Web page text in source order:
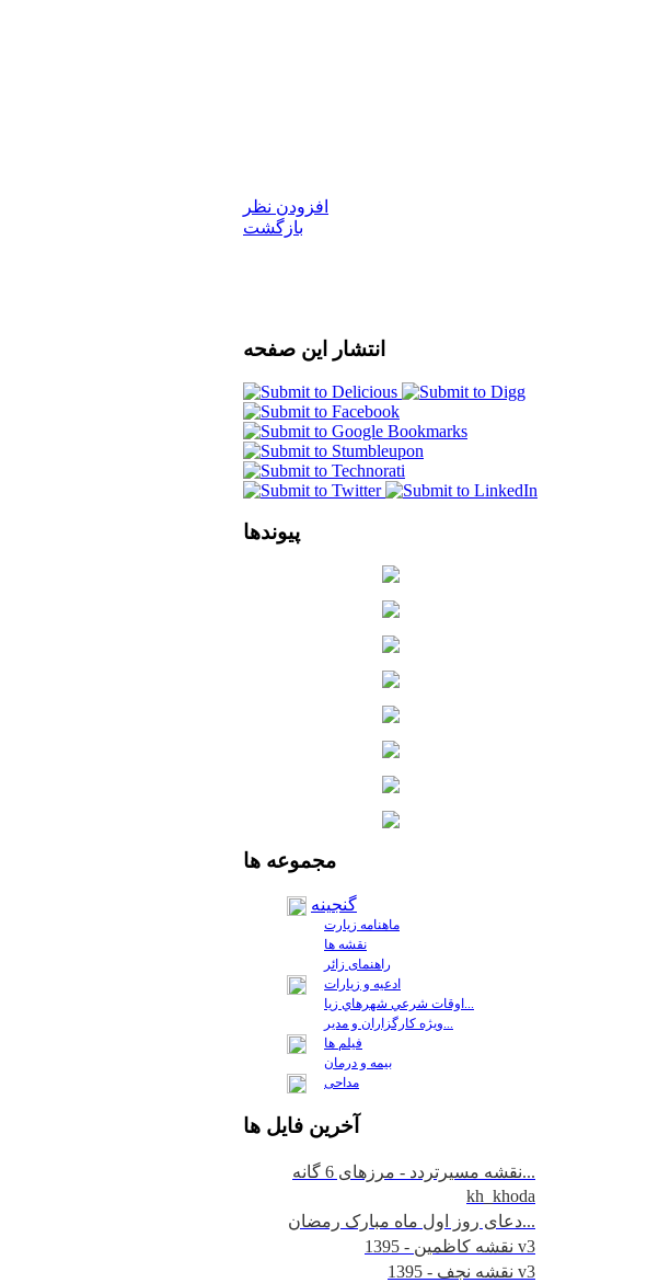
افزودن نظر
بازگشت
انتشار این صفحه
پیوندها
مجموعه ها
گنجینه
ماهنامه زیارت
نقشه ها
راهنمای زائر
ادعیه و زیارات
فيلم ها
بیمه و درمان
مداحی
آخرين فايل ها
نقشه مسیرتردد - مرزهای 6 گانه...
kh_khoda
دعای روز اول ماه مبارک رمضان...
نقشه کاظمین - 1395 v3
نقشه نجف - 1395 v3